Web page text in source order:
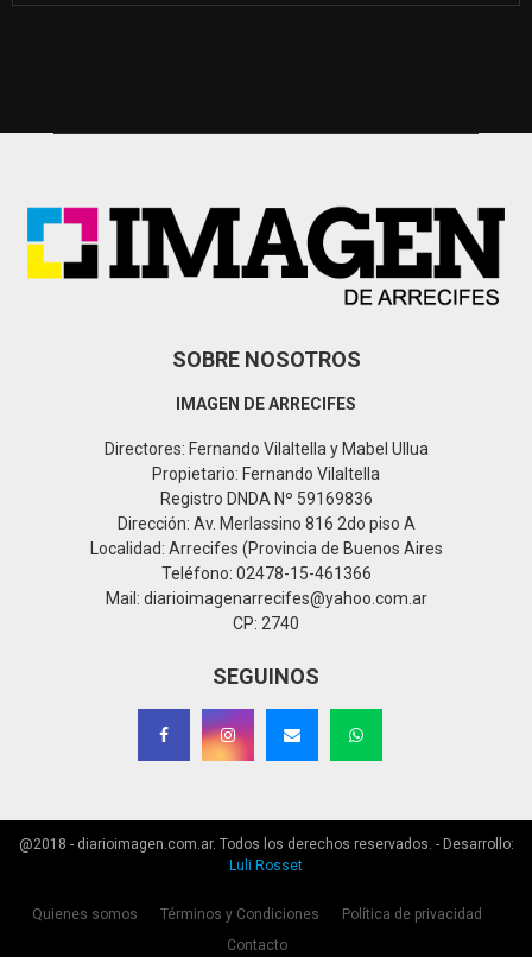
SOBRE NOSOTROS
IMAGEN DE ARRECIFES
Directores: Fernando Vilaltella y Mabel Ullua
Propietario: Fernando Vilaltella
Registro DNDA Nº 59169836
Dirección: Av. Merlassino 816 2do piso A
Localidad: Arrecifes (Provincia de Buenos Aires
Teléfono: 02478-15-461366
Mail: diarioimagenarrecifes@yahoo.com.ar
CP: 2740
SEGUINOS
@2018 - diarioimagen.com.ar. Todos los derechos reservados. - Desarrollo:
Luli Rosset
Quienes somos Términos y Condiciones
Política de privacidad
Contacto